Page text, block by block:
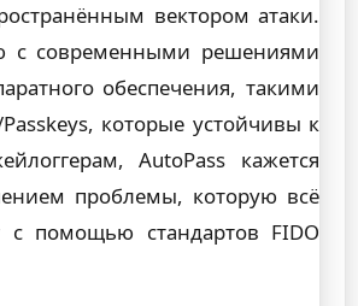
вектором атаки.
с современными решениями
обеспечения, такими
которые устойчивы к
AutoPass кажется
проблемы, которую всё
с помощью стандартов FIDO